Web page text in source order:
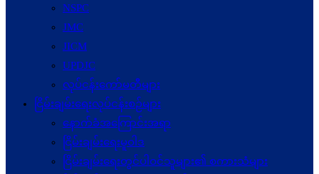
NSPC
JMC
JICM
UPDJC
လုပ်ငန်းကော်မတီများ
ငြိမ်းချမ်းရေးလုပ်ငန်းစဉ်များ
နောက်ခံအကြောင်းအရာ
ငြိမ်းချမ်းရေးမူဝါဒ
ငြိမ်းချမ်းရေးတွင်ပါဝင်သူများ၏ စကားသံများ